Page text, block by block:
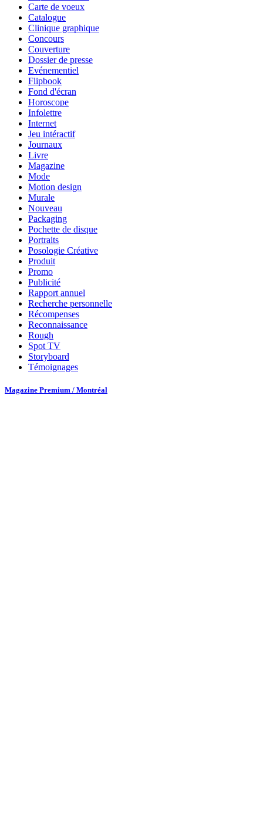
Carte de voeux
Catalogue
Clinique graphique
Concours
Couverture
Dossier de presse
Evénementiel
Flipbook
Fond d'écran
Horoscope
Infolettre
Internet
Jeu intéractif
Journaux
Livre
Magazine
Mode
Motion design
Murale
Nouveau
Packaging
Pochette de disque
Portraits
Posologie Créative
Produit
Promo
Publicité
Rapport annuel
Recherche personnelle
Récompenses
Reconnaissance
Rough
Spot TV
Storyboard
Témoignages
Magazine Premium / Montréal